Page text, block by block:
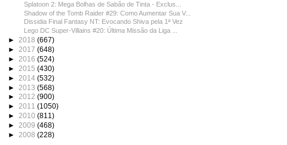
Splatoon 2: Mega Bolhas de Sabão de Tinta - Exclus...
Shadow of the Tomb Raider #29: Como Aumentar Sua V...
Dissidia Final Fantasy NT: Evocando Shiva pela 1ª Vez
Lego DC Super-Villains #20: Última Missão da Liga ...
► 2018 (667)
► 2017 (648)
► 2016 (524)
► 2015 (430)
► 2014 (532)
► 2013 (568)
► 2012 (900)
► 2011 (1050)
► 2010 (811)
► 2009 (468)
► 2008 (228)